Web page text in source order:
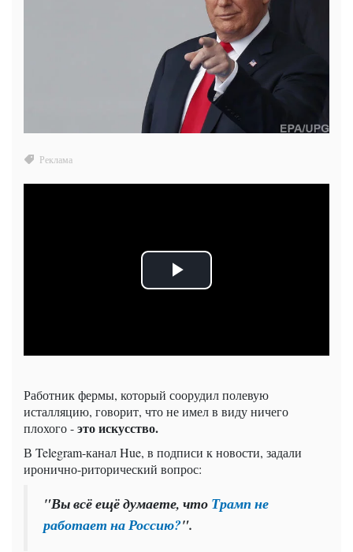
Работник фермы, который соорудил полевую
исталляцию, говорит, что не имел в виду ничего
плохого -это искусство.
В Telegram-канал Hue, в подписи к новости, задали
иронично-риторический вопрос:
"Вы всё ещё думаете, что Трамп не
работает на Россию?".